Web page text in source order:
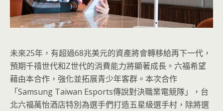
未來25年，有超過68兆美元的資產將會轉移給再下一代，
預期千禧世代和Z世代的消費能力將顯著成長。六福希望
藉由本合作，強化並拓展青少年客群。本次合作
「Samsung Taiwan Esports傳說對決職業電競隊」，台
北六福萬怡酒店特別為選手們打造五星級選手村，除將選